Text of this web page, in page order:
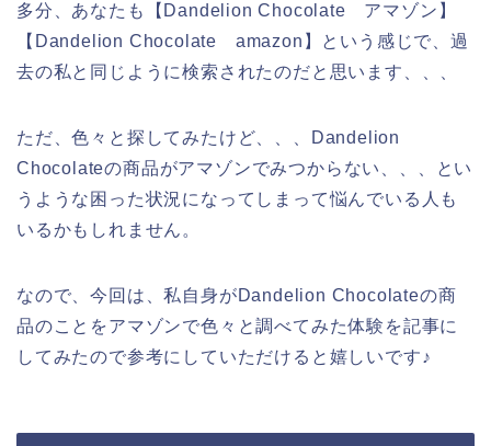
多分、あなたも【Dandelion Chocolate アマゾン】
【Dandelion Chocolate amazon】という感じで、過
去の私と同じように検索されたのだと思います、、、
ただ、色々と探してみたけど、、、Dandelion
Chocolateの商品がアマゾンでみつからない、、、とい
うような困った状況になってしまって悩んでいる人も
いるかもしれません。
なので、今回は、私自身がDandelion Chocolateの商
品のことをアマゾンで色々と調べてみた体験を記事に
してみたので参考にしていただけると嬉しいです♪